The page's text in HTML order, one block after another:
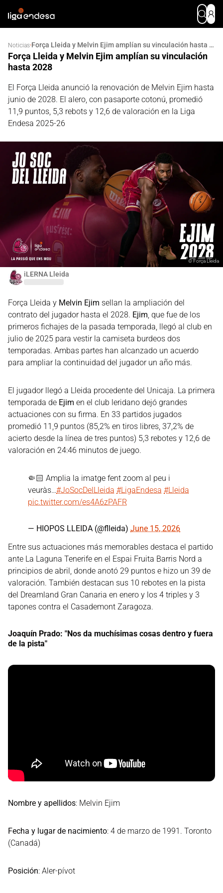
Noticias· Força Lleida y Melvin Ejim amplían su vinculación hasta 2028
Força Lleida y Melvin Ejim amplían su vinculación
hasta 2028
El Força Lleida anunció la renovación de Melvin Ejim hasta
junio de 2028. El alero, con pasaporte cotonú, promedió
11,9 puntos, 5,3 rebots y 12,6 de valoración en la Liga
Endesa 2025-26
iLERNA Lleida
©Força Lleida
Força Lleida y Melvin Ejim sellan la ampliación del
contrato del jugador hasta el 2028. Ejim, que fue de los
primeros fichajes de la pasada temporada, llegó al club en
julio de 2025 para vestir la camiseta burdeos dos
temporadas. Ambas partes han alcanzado un acuerdo
para ampliar la continuidad del jugador un año más.
El jugador llegó a Lleida procedente del Unicaja. La primera
temporada de Ejim en el club leridano dejó grandes
actuaciones con su firma. En 33 partidos jugados
promedió 11,9 puntos (85,2% en tiros libres, 37,2% de
acierto desde la línea de tres puntos) 5,3 rebotes y 12,6 de
valoración en 24:46 minutos de juego.
🤏🏻 Amplia la imatge fent zoom al peu i
veuràs…#JoSocDelLleida #LigaEndesa #Lleida
pic.twitter.com/es4A6zPAFR
— HIOPOS LLEIDA (@flleida) June 15, 2026
Entre sus actuaciones más memorables destaca el partido
ante La Laguna Tenerife en el Espai Fruita Barris Nord a
principios de abril, donde anotó 29 puntos e hizo un 39 de
valoración. También destacan sus 10 rebotes en la pista
del Dreamland Gran Canaria en enero y los 4 triples y 3
tapones contra el Casademont Zaragoza.
Joaquín Prado: "Nos da muchísimas cosas dentro y fuera
de la pista"
Nombre y apellidos: Melvin Ejim
Fecha y lugar de nacimiento: 4 de marzo de 1991. Toronto
(Canadá)
Posición: Aler-pívot